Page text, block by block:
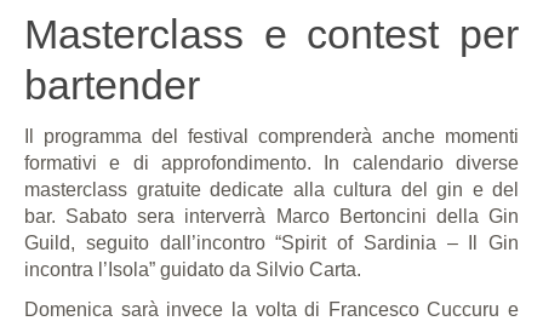
Masterclass e contest per
bartender
Il programma del festival comprenderà anche momenti
formativi e di approfondimento. In calendario diverse
masterclass gratuite dedicate alla cultura del gin e del
bar. Sabato sera interverrà Marco Bertoncini della Gin
Guild, seguito dall’incontro “Spirit of Sardinia – Il Gin
incontra l’Isola” guidato da Silvio Carta.
Domenica sarà invece la volta di Francesco Cuccuru e